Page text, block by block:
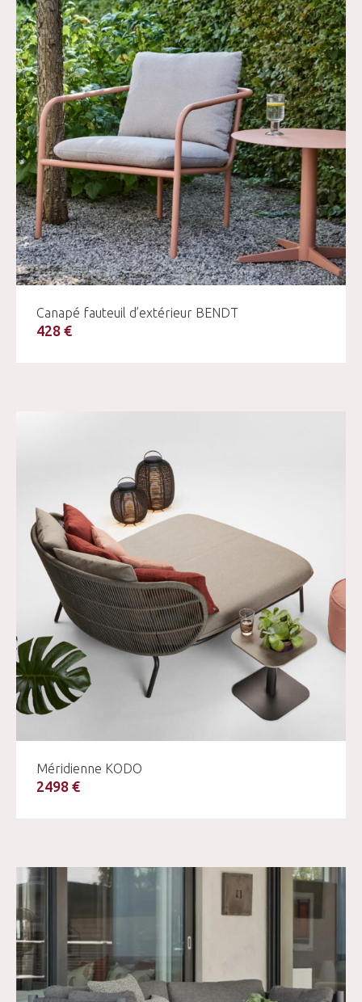
Canapé fauteuil d’extérieur BENDT
428 €
Méridienne KODO
2498 €